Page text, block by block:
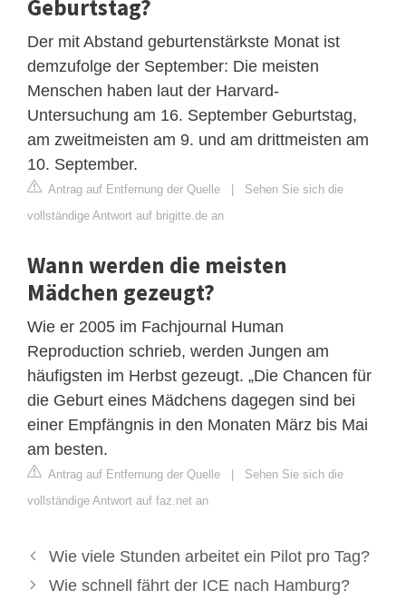
Geburtstag?
Der mit Abstand geburtenstärkste Monat ist
demzufolge der September: Die meisten
Menschen haben laut der Harvard-
Untersuchung am 16. September Geburtstag,
am zweitmeisten am 9. und am drittmeisten am
10. September.
Antrag auf Entfernung der Quelle | Sehen Sie sich die
vollständige Antwort auf brigitte.de an
Wann werden die meisten
Mädchen gezeugt?
Wie er 2005 im Fachjournal Human
Reproduction schrieb, werden Jungen am
häufigsten im Herbst gezeugt. „Die Chancen für
die Geburt eines Mädchens dagegen sind bei
einer Empfängnis in den Monaten März bis Mai
am besten.
Antrag auf Entfernung der Quelle | Sehen Sie sich die
vollständige Antwort auf faz.net an
Wie viele Stunden arbeitet ein Pilot pro Tag?
Wie schnell fährt der ICE nach Hamburg?